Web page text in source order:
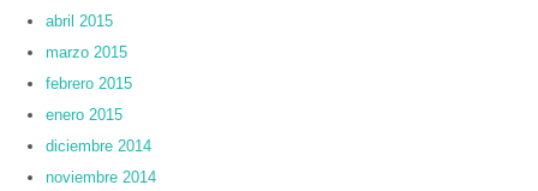
abril 2015
marzo 2015
febrero 2015
enero 2015
diciembre 2014
noviembre 2014